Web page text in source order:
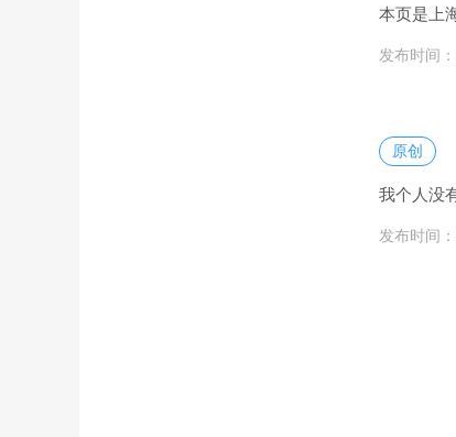
本页是上
教、通俗
发布时间：
原创
我个人没
解，蜘蛛
来，发
发布时间